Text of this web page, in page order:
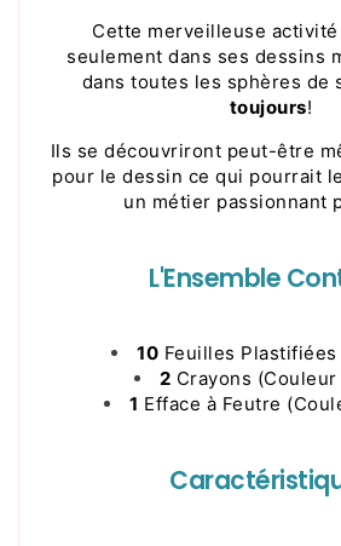
Cette merveilleuse
seulement dans ses dessins
dans toutes les sphères de
toujours!
Ils se découvriront peut-être
pour le dessin ce qui pourrait
un métier passionnant
L'Ensemble
10 Feuilles
2 Crayons
1 Efface à Feutre